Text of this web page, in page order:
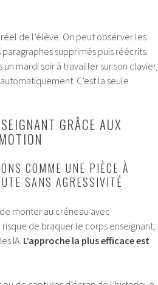
de l’élève. On peut observer les
supprimés puis réécrits.
mardi soir à travailler sur son clavier,
C’est la seule
GRÂCE AUX
COMME UNE PIÈCE À
SANS AGRESSIVITÉ
monter au créneau avec
de braquer le corps enseignant,
IA. L’approche la plus efficace est